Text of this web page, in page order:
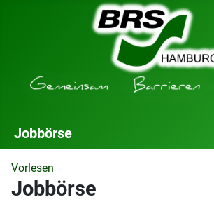
Jobbörse
Vorlesen
Jobbörse